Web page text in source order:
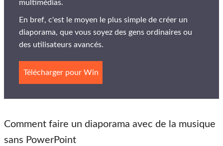
multimédias.
En bref, c'est le moyen le plus simple de créer un
diaporama, que vous soyez des gens ordinaires ou
des utilisateurs avancés.
Télécharger pour Win
Comment faire un diaporama avec de la musique
sans PowerPoint